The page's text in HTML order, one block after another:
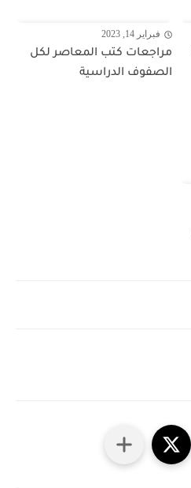
فبراير 14, 2023
مراجعات كتب المعاصر لكل
الصفوف الدراسية